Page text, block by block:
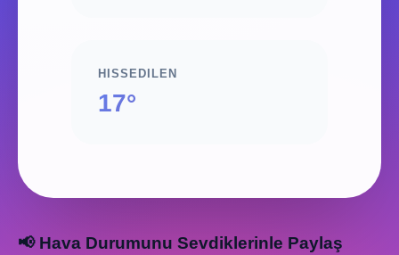
HISSEDILEN
17°
📢 Hava Durumunu Sevdiklerinle Paylaş